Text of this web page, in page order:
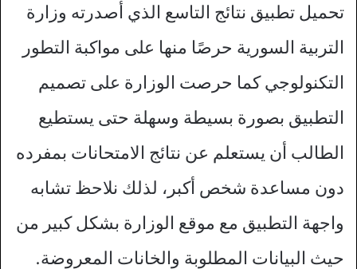
تحميل تطبيق نتائج التاسع الذي أصدرته وزارة
التربية السورية حرصًا منها على مواكبة التطور
التكنولوجي كما حرصت الوزارة على تصميم
التطبيق بصورة بسيطة وسهلة حتى يستطيع
الطالب أن يستعلم عن نتائج الامتحانات بمفرده
دون مساعدة شخص أكبر، لذلك نلاحظ تشابه
واجهة التطبيق مع موقع الوزارة بشكل كبير من
حيث البيانات المطلوبة والخانات المعروضة.